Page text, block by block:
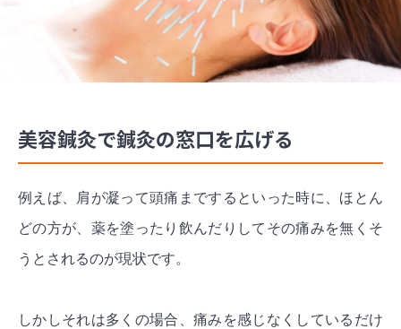
美容鍼灸で鍼灸の窓口を広げる
例えば、肩が凝って頭痛までするといった時に、ほとん
どの方が、薬を塗ったり飲んだりしてその痛みを無くそ
うとされるのが現状です。
しかしそれは多くの場合、痛みを感じなくしているだけ